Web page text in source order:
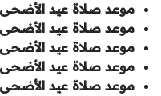
موعد صلاة عيد
موعد صلاة عيد
موعد صلاة عيد
موعد صلاة عيد
موعد صلاة عيد الأضحى